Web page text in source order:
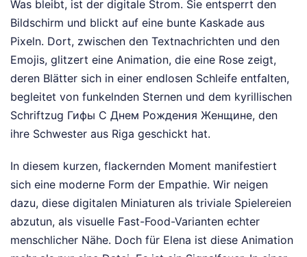
Was bleibt, ist der digitale Strom. Sie entsperrt den
Bildschirm und blickt auf eine bunte Kaskade aus
Pixeln. Dort, zwischen den Textnachrichten und den
Emojis, glitzert eine Animation, die eine Rose zeigt,
deren Blätter sich in einer endlosen Schleife entfalten,
begleitet von funkelnden Sternen und dem kyrillischen
Schriftzug Гифы С Днем Рождения Женщине, den
ihre Schwester aus Riga geschickt hat.
In diesem kurzen, flackernden Moment manifestiert
sich eine moderne Form der Empathie. Wir neigen
dazu, diese digitalen Miniaturen als triviale Spielereien
abzutun, als visuelle Fast-Food-Varianten echter
menschlicher Nähe. Doch für Elena ist diese Animation